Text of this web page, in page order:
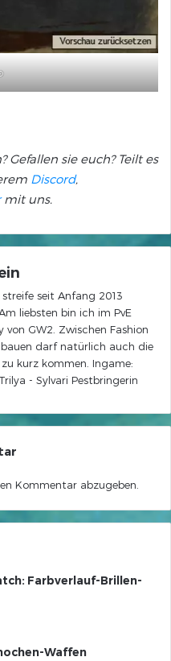
Gefallen sie euch? Teilt es
Discord,
mit uns.
seit Anfang 2013
liebsten bin ich im PvE
GW2. Zwischen Fashion
darf natürlich auch die
kurz kommen. Ingame:
- Sylvari Pestbringerin
Kommentar abzugeben.
Farbverlauf-Brillen-
Waffen